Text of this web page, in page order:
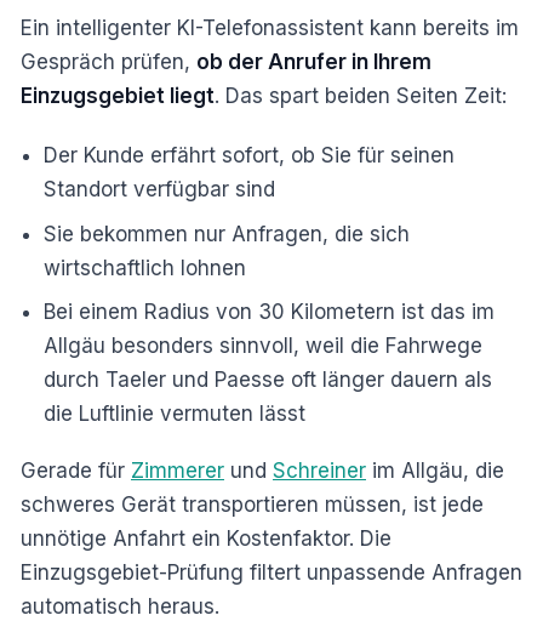
Ein intelligenter KI-Telefonassistent kann bereits im
Gespräch prüfen, ob der Anrufer in Ihrem
Einzugsgebiet liegt. Das spart beiden Seiten Zeit:
Der Kunde erfährt sofort, ob Sie für seinen
Standort verfügbar sind
Sie bekommen nur Anfragen, die sich
wirtschaftlich lohnen
Bei einem Radius von 30 Kilometern ist das im
Allgäu besonders sinnvoll, weil die Fahrwege
durch Taeler und Paesse oft länger dauern als
die Luftlinie vermuten lässt
Gerade für Zimmerer und Schreiner im Allgäu, die
schweres Gerät transportieren müssen, ist jede
unnötige Anfahrt ein Kostenfaktor. Die
Einzugsgebiet-Prüfung filtert unpassende Anfragen
automatisch heraus.